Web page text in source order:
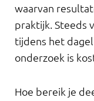
waarvan
praktijk. Steeds
tijdens het
onderzoek is
Hoe bereik je